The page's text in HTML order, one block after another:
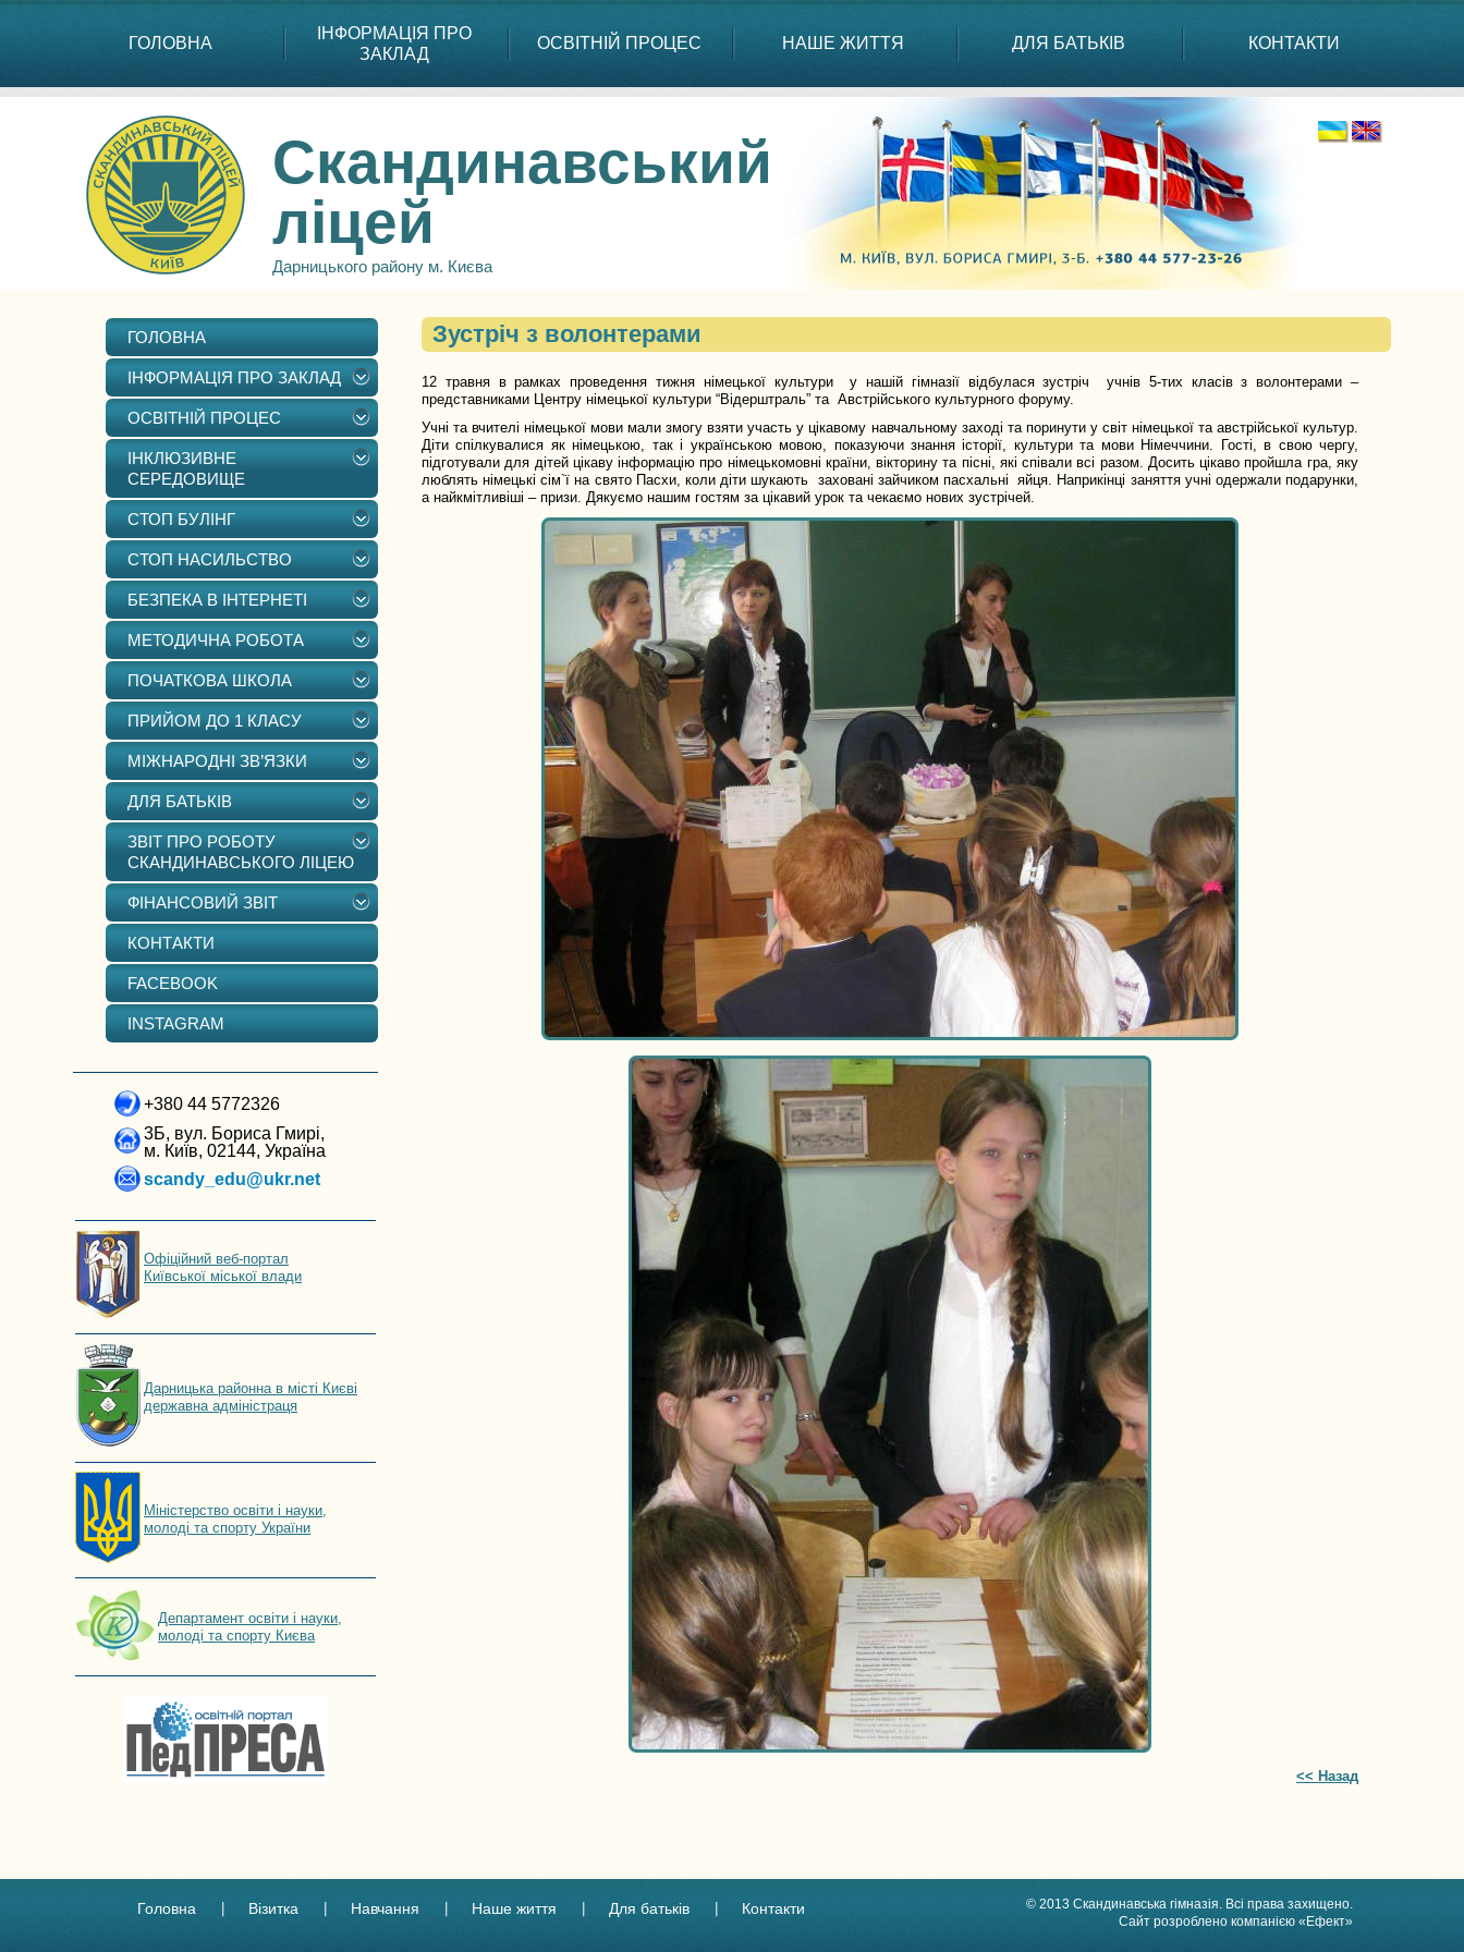
ГОЛОВНА
ІНФОРМАЦІЯ ПРО
ЗАКЛАД
ОСВІТНІЙ ПРОЦЕС НАШЕ ЖИТТЯ ДЛЯ БАТЬКІВ КОНТАКТИ
Скандинавський
ліцей
Дарницького району м. Києва
ГОЛОВНА
ІНФОРМАЦІЯ ПРО ЗАКЛАД
ОСВІТНІЙ ПРОЦЕС
ІНКЛЮЗИВНЕ
СЕРЕДОВИЩЕ
СТОП БУЛІНГ
СТОП НАСИЛЬСТВО
БЕЗПЕКА В ІНТЕРНЕТІ
МЕТОДИЧНА РОБОТА
ПОЧАТКОВА ШКОЛА
ПРИЙОМ ДО 1 КЛАСУ
МІЖНАРОДНІ ЗВ’ЯЗКИ
ДЛЯ БАТЬКІВ
ЗВІТ ПРО РОБОТУ
СКАНДИНАВСЬКОГО ЛІЦЕЮ
ФІНАНСОВИЙ ЗВІТ
КОНТАКТИ
FACEBOOK
INSTAGRAM
+380 44 5772326
3Б, вул. Бориса Гмирі,
м. Київ, 02144, Україна
scandy_edu@ukr.net
Офіційний веб-портал
Київської міської влади
Дарницька районна в місті Києві
державна адміністраця
Мiнiстерство освiти і науки,
молоді та спорту України
Департамент освіти і науки,
молоді та спорту Києва
Зустріч з волонтерами
12 травня в рамках проведення тижня німецької культури у нашій гімназії відбулася зустріч учнів 5-тих класів з волонтерами –
представниками Центру німецької культури “Відерштраль” та Австрійського культурного форуму.
Учні та вчителі німецької мови мали змогу взяти участь у цікавому навчальному заході та поринути у світ німецької та австрійської культур.
Діти спілкувалися як німецькою, так і українською мовою, показуючи знання історії, культури та мови Німеччини. Гості, в свою чергу,
підготували для дітей цікаву інформацію про німецькомовні країни, вікторину та пісні, які співали всі разом. Досить цікаво пройшла гра, яку
люблять німецькі сім`ї на свято Пасхи, коли діти шукають заховані зайчиком пасхальні яйця. Наприкінці заняття учні одержали подарунки,
а найкмітливіші – призи. Дякуємо нашим гостям за цікавий урок та чекаємо нових зустрічей.
<< Назад
© 2013 Скандинавська гімназія. Всі права захищено.
Сайт розроблено компанією «Ефект»
Головна Візитка Навчання Наше життя Для батьків Контакти